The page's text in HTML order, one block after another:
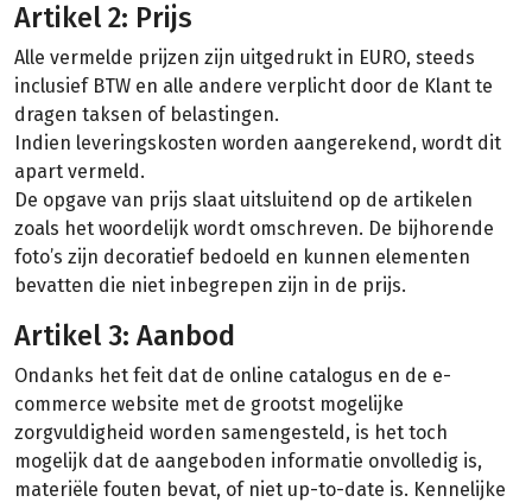
Artikel 2: Prijs
Alle vermelde prijzen zijn uitgedrukt in EURO, steeds
inclusief BTW en alle andere verplicht door de Klant te
dragen taksen of belastingen.
Indien leveringskosten worden aangerekend, wordt dit
apart vermeld.
De opgave van prijs slaat uitsluitend op de artikelen
zoals het woordelijk wordt omschreven. De bijhorende
foto’s zijn decoratief bedoeld en kunnen elementen
bevatten die niet inbegrepen zijn in de prijs.
Artikel 3: Aanbod
Ondanks het feit dat de online catalogus en de e-
commerce website met de grootst mogelijke
zorgvuldigheid worden samengesteld, is het toch
mogelijk dat de aangeboden informatie onvolledig is,
materiële fouten bevat, of niet up-to-date is. Kennelijke